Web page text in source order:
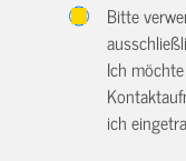
Bitte
Ich
ich